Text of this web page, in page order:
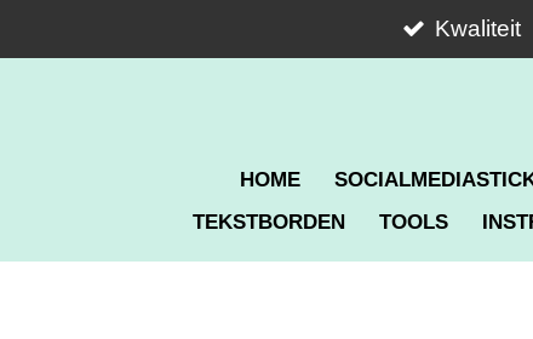
direct
Kwaliteit
HOME
TEKSTBORDEN
TOOLS